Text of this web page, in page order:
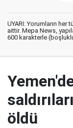
UYARI: Yorumların
aittir. Mepa News,
600 karakterle (boşluklu)
öldü